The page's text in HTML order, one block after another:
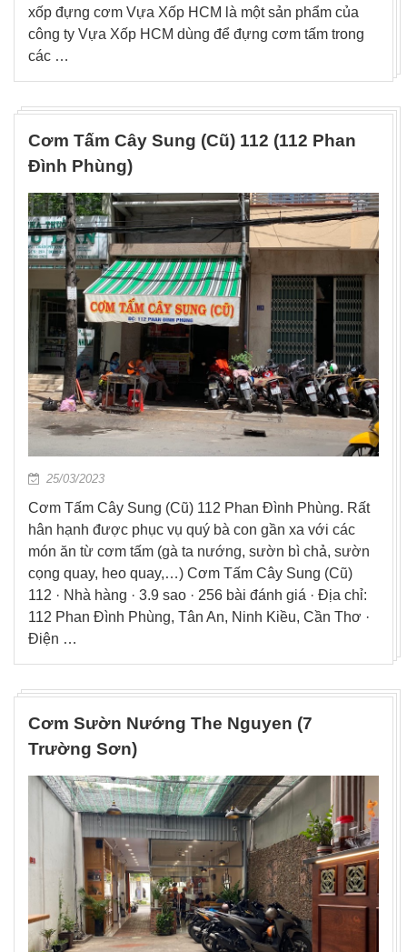
xốp đựng cơm Vựa Xốp HCM là một sản phẩm của
công ty Vựa Xốp HCM dùng để đựng cơm tấm trong
các …
Cơm Tấm Cây Sung (Cũ) 112 (112 Phan
Đình Phùng)
25/03/2023
Cơm Tấm Cây Sung (Cũ) 112 Phan Đình Phùng. Rất
hân hạnh được phục vụ quý bà con gần xa với các
món ăn từ cơm tấm (gà ta nướng, sườn bì chả, sườn
cọng quay, heo quay,…) Cơm Tấm Cây Sung (Cũ)
112 · Nhà hàng · 3.9 sao · 256 bài đánh giá · Địa chỉ:
112 Phan Đình Phùng, Tân An, Ninh Kiều, Cần Thơ ·
Điện …
Cơm Sườn Nướng The Nguyen (7
Trường Sơn)